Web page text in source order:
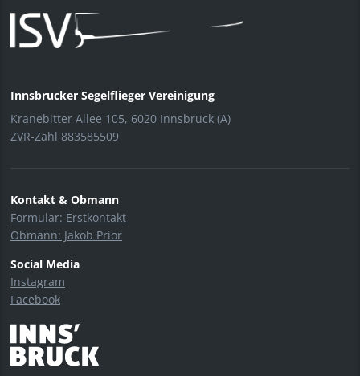
Innsbrucker Segelflieger Vereinigung
Kranebitter Allee 105, 6020 Innsbruck (A)
ZVR-Zahl 883585509
Kontakt & Obmann
Formular: Erstkontakt
Obmann: Jakob Prior
Social Media
Instagram
Facebook